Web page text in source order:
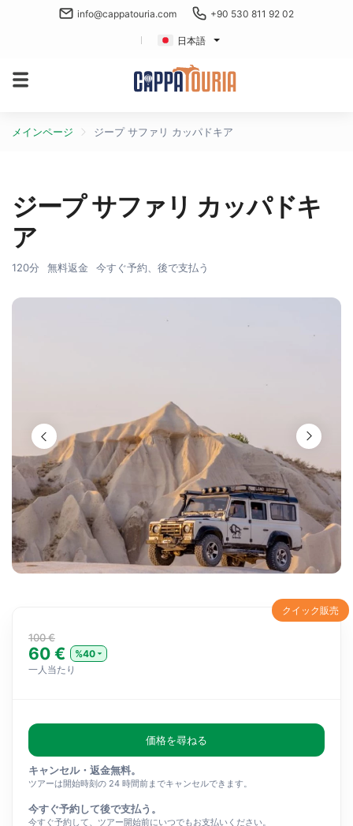
info@cappatouria.com +90 530 811 92 02
日本語
メインページ ジープ サファリ カッパドキア
ジープ サファリ カッパドキ
ア
120分 無料返金 今すぐ予約、後で支払う
クイック販売
100 €
60 €
%40
一人当たり
価格を尋ねる
キャンセル・返金無料。
ツアーは開始時刻の 24 時間前までキャンセルできます。
今すぐ予約して後で支払う。
今すぐ予約して、ツアー開始前にいつでもお支払いください。